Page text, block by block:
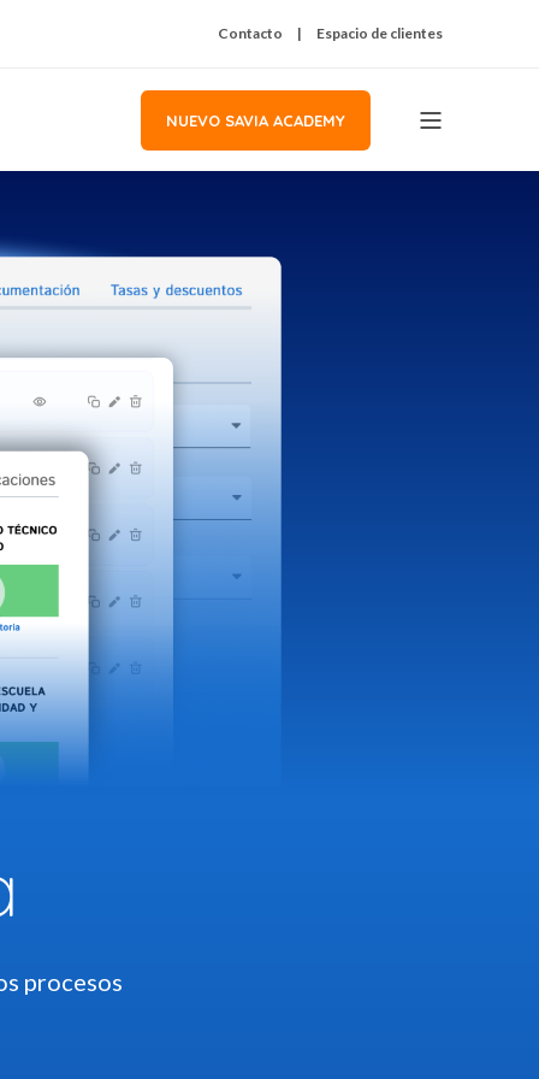
Contacto Espacio de clientes
NUEVO SAVIA ACADEMY
procesos